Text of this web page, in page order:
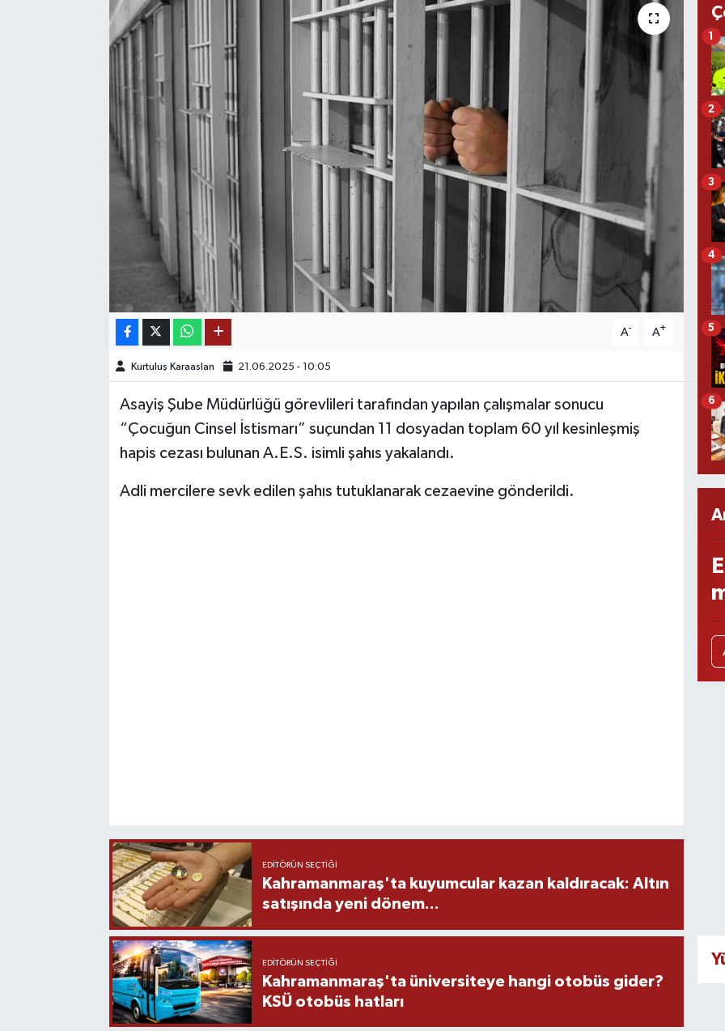
A- A+
Kurtuluş Karaaslan 21.06.2025 - 10:05
Asayiş Şube Müdürlüğü görevlileri tarafından yapılan çalışmalar sonucu
“Çocuğun Cinsel İstismarı” suçundan 11 dosyadan toplam 60 yıl kesinleşmiş
hapis cezası bulunan A.E.S. isimli şahıs yakalandı.
Adli mercilere sevk edilen şahıs tutuklanarak cezaevine gönderildi.
EDITÖRÜN SEÇTIĞI
Kahramanmaraş'ta kuyumcular kazan kaldıracak: Altın
satışında yeni dönem...
EDITÖRÜN SEÇTIĞI
Kahramanmaraş'ta üniversiteye hangi otobüs gider?
KSÜ otobüs hatları
1
2
3
4
5
6
OTOMOTİV
KÜLTÜR SANAT